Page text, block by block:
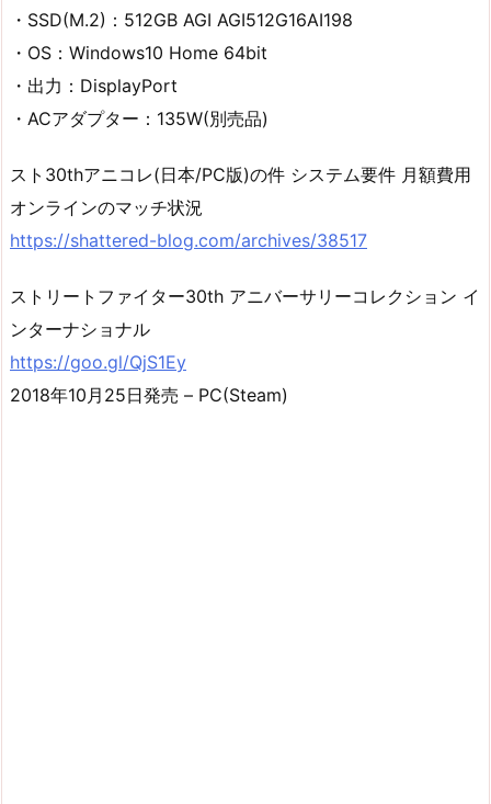
・SSD(M.2)：512GB AGI AGI512G16AI198
・OS：Windows10 Home 64bit
・出力：DisplayPort
・ACアダプター：135W(別売品)
スト30thアニコレ(日本/PC版)の件 システム要件 月額費用
オンラインのマッチ状況
https://shattered-blog.com/archives/38517
ストリートファイター30th アニバーサリーコレクション イ
ンターナショナル
https://goo.gl/QjS1Ey
2018年10月25日発売 – PC(Steam)